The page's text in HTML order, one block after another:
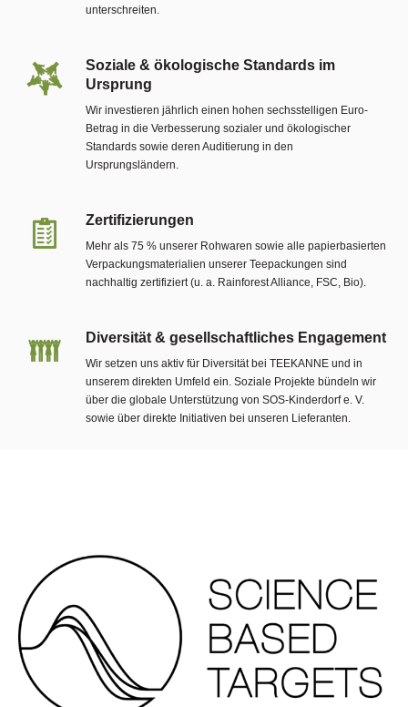
unterschreiten.
Soziale & ökologische Standards im
Ursprung
Wir investieren jährlich einen hohen sechsstelligen Euro-
Betrag in die Verbesserung sozialer und ökologischer
Standards sowie deren Auditierung in den
Ursprungsländern.
Zertifizierungen
Mehr als 75 % unserer Rohwaren sowie alle papierbasierten
Verpackungsmaterialien unserer Teepackungen sind
nachhaltig zertifiziert (u. a. Rainforest Alliance, FSC, Bio).
Diversität & gesellschaftliches Engagement
Wir setzen uns aktiv für Diversität bei TEEKANNE und in
unserem direkten Umfeld ein. Soziale Projekte bündeln wir
über die globale Unterstützung von SOS-Kinderdorf e. V.
sowie über direkte Initiativen bei unseren Lieferanten.